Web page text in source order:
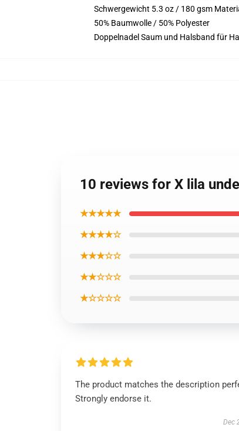
Schwergewicht 5.3 oz / 180 gsm
50% Baumwolle / 50% Polyester
Doppelnadel Saum und Halsband für
10 reviews for X lila
★★★★★
★★★★☆
★★★☆☆
★★☆☆☆
★☆☆☆☆
The product matches the description
Strongly endorse it.
Dec